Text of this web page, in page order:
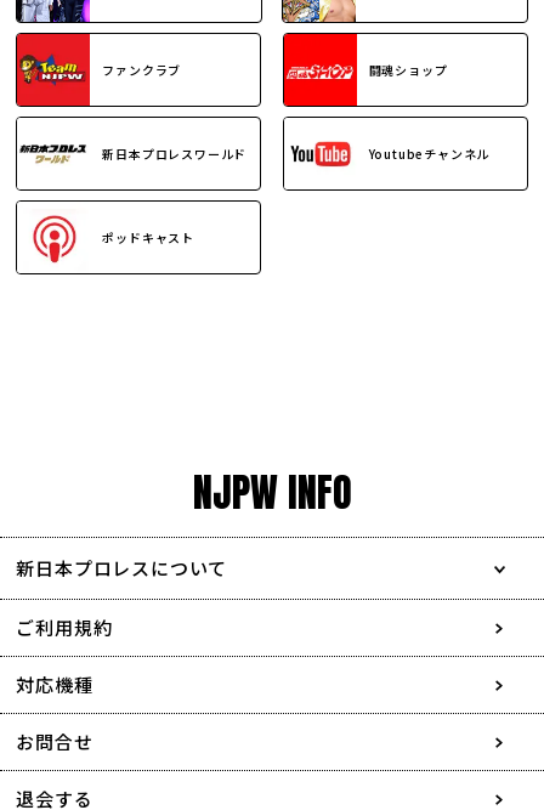
ファンクラブ 闘魂ショップ
新日本プロレスワールド Youtubeチャンネル
ポッドキャスト
NJPW INFO
新日本プロレスについて
会社情報
採用情報
協賛・広告媒体のご案内
特定商取引に関する表記
ご利用規約
対応機種
お問合せ
退会する